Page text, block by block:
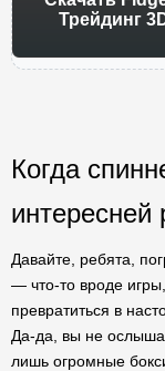
Трейдинг
Когда
интересней
Давайте, ребята,
— что-то вроде
превратиться в
Да-да, вы не
лишь огромные